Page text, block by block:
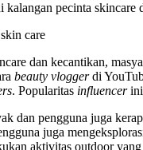
pecinta skincare
dan kecantikan,
beauty vloggerdi
. Popularitas influencerini
dan pengguna juga
juga
aktivitas outdoor